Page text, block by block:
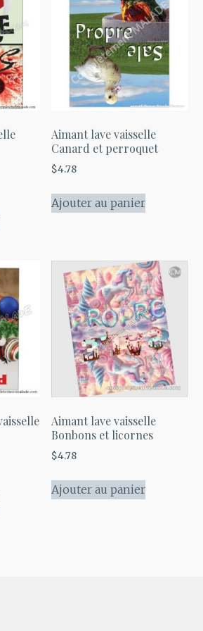
Les
options
peuvent
être
choisies
sur
la
Aimant lave vaisselle
Canard et perroquet
$4.78
Ajouter au panier
Aimant lave vaisselle
Bonbons et licornes
$4.78
Ajouter au panier